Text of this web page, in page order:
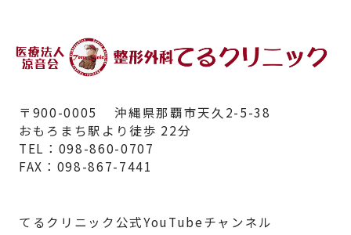
〒900-0005 沖縄県那覇市天久2-5-38
おもろまち駅より徒歩 22分
TEL：098-860-0707
FAX：098-867-7441
てるクリニック公式YouTubeチャンネル